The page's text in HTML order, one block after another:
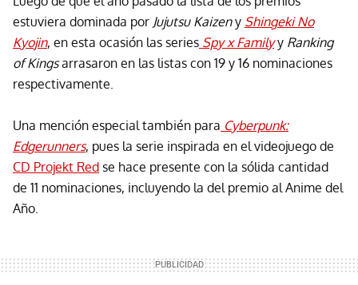
estuviera dominada por Jujutsu Kaizeny Shingeki No
Kyojin, en esta ocasión las series Spy x Familyy Ranking
of Kingsarrasaron en las listas con 19 y 16 nominaciones
respectivamente.
Una mención especial también para Cyberpunk:
Edgerunners, pues la serie inspirada en el videojuego de
CD Projekt Red se hace presente con la sólida cantidad
de 11 nominaciones, incluyendo la del premio al Anime del
Año.